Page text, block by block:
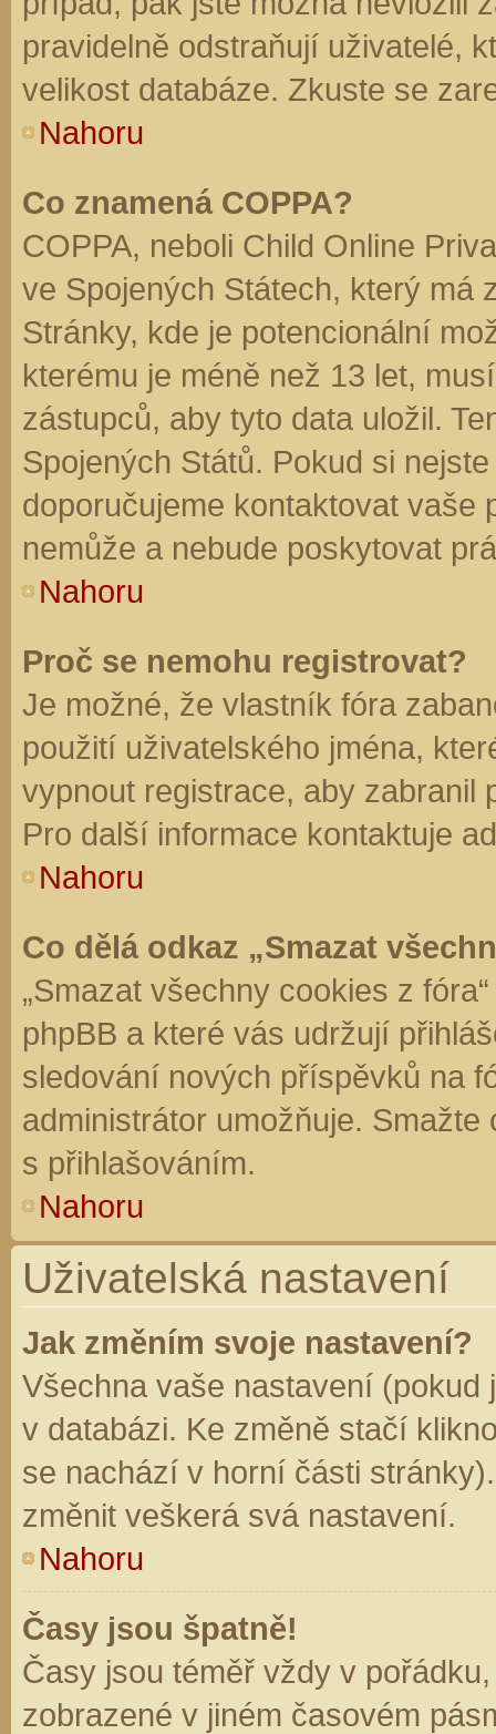
pravidelně odstraňují uživatelé,
velikost databáze. Zkuste se
Nahoru
Co znamená COPPA?
COPPA, neboli Child Online
ve Spojených Státech, který má
Stránky, kde je potencionální
kterému je méně než 13 let,
zástupců, aby tyto data uložil.
Spojených Států. Pokud si
doporučujeme kontaktovat vaše
nemůže a nebude poskytovat
Nahoru
Proč se nemohu registrovat?
Je možné, že vlastník fóra
použití uživatelského jména,
vypnout registrace, aby zabranil
Pro další informace kontaktuje
Nahoru
Co dělá odkaz „Smazat
„Smazat všechny cookies z
phpBB a které vás udržují
sledování nových příspěvků na
administrátor umožňuje.
s přihlašováním.
Nahoru
Uživatelská nastavení
Jak změním svoje nastavení?
Všechna vaše nastavení (pokud
v databázi. Ke změně stačí
se nachází v horní části
změnit veškerá svá nastavení.
Nahoru
Časy jsou špatně!
Časy jsou téměř vždy v
zobrazené v jiném časovém